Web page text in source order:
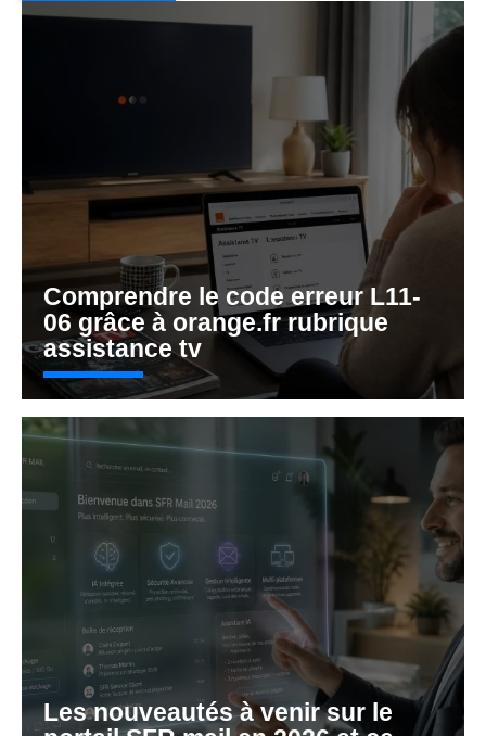
Comprendre le code erreur L11-
06 grâce à orange.fr rubrique
assistance tv
Les nouveautés à venir sur le